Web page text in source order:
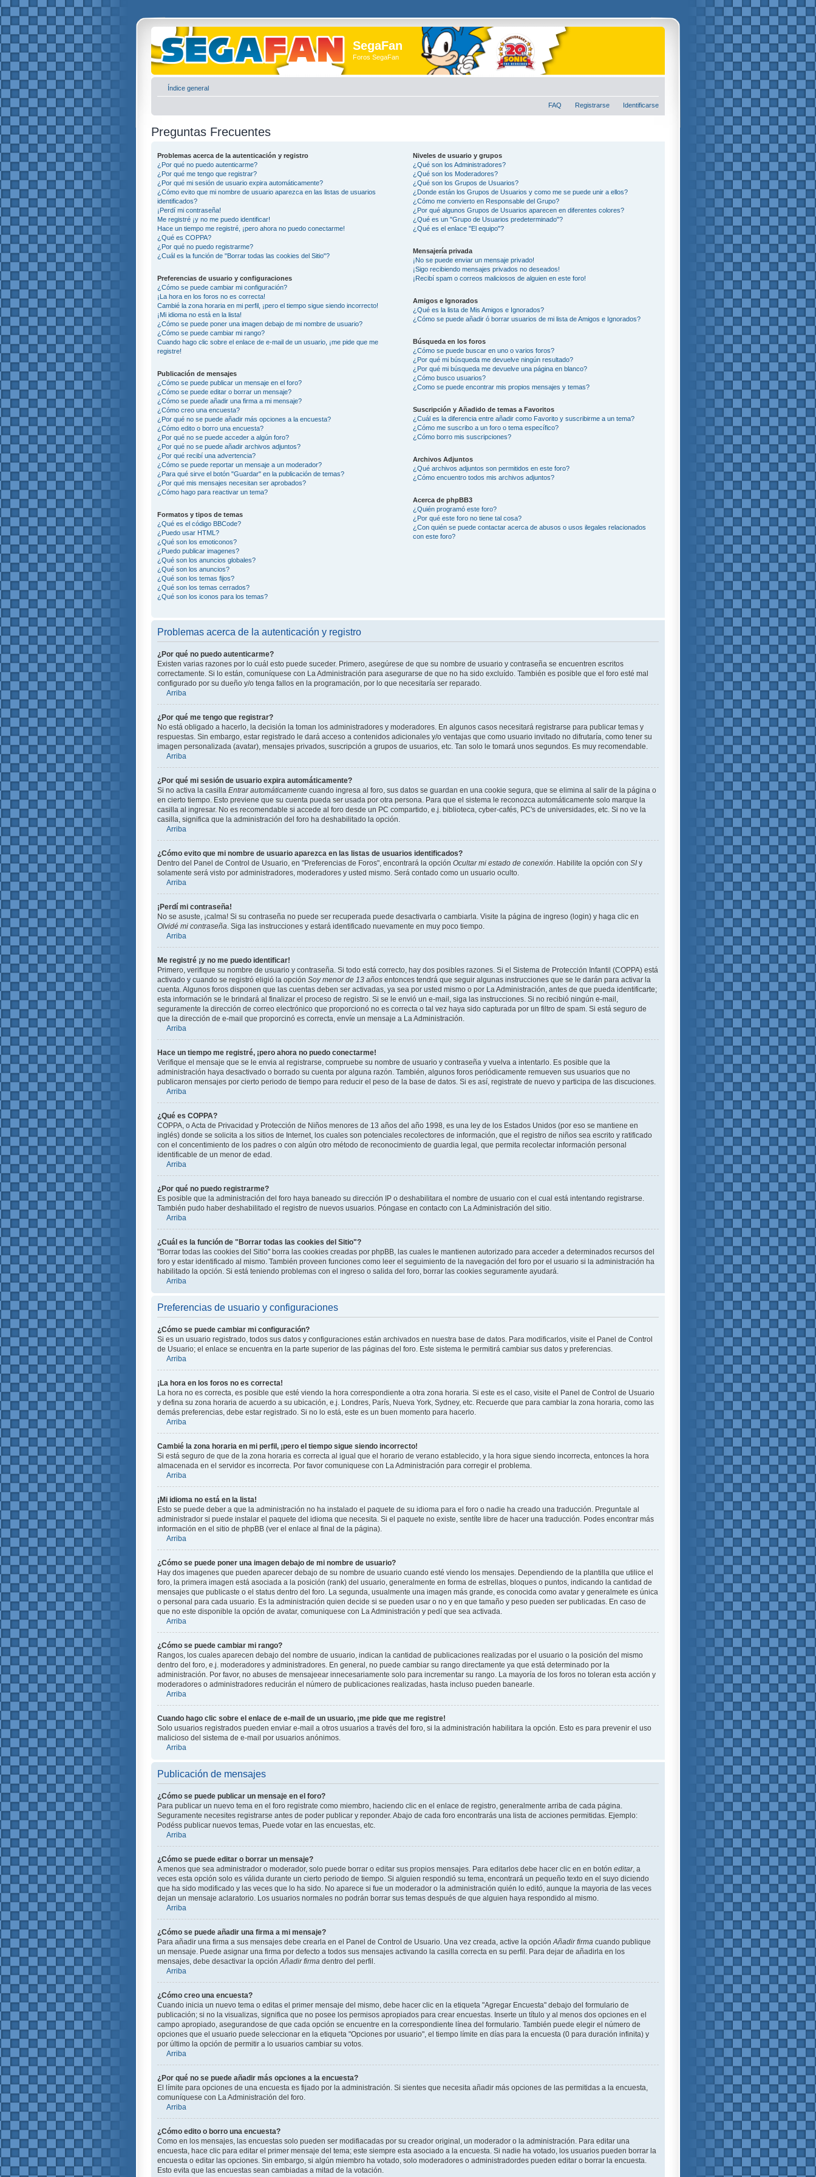
SegaFan
Foros SegaFan
Índice general
FAQ Registrarse Identificarse
Preguntas Frecuentes
Problemas acerca de la autenticación y registro
¿Por qué no puedo autenticarme?
¿Por qué me tengo que registrar?
¿Por qué mi sesión de usuario expira automáticamente?
¿Cómo evito que mi nombre de usuario aparezca en las listas de usuarios
identificados?
¡Perdí mi contraseña!
Me registré ¡y no me puedo identificar!
Hace un tiempo me registré, ¡pero ahora no puedo conectarme!
¿Qué es COPPA?
¿Por qué no puedo registrarme?
¿Cuál es la función de "Borrar todas las cookies del Sitio"?
Preferencias de usuario y configuraciones
¿Cómo se puede cambiar mi configuración?
¡La hora en los foros no es correcta!
Cambié la zona horaria en mi perfil, ¡pero el tiempo sigue siendo incorrecto!
¡Mi idioma no está en la lista!
¿Cómo se puede poner una imagen debajo de mi nombre de usuario?
¿Cómo se puede cambiar mi rango?
Cuando hago clic sobre el enlace de e-mail de un usuario, ¡me pide que me
registre!
Publicación de mensajes
¿Cómo se puede publicar un mensaje en el foro?
¿Cómo se puede editar o borrar un mensaje?
¿Cómo se puede añadir una firma a mi mensaje?
¿Cómo creo una encuesta?
¿Por qué no se puede añadir más opciones a la encuesta?
¿Cómo edito o borro una encuesta?
¿Por qué no se puede acceder a algún foro?
¿Por qué no se puede añadir archivos adjuntos?
¿Por qué recibí una advertencia?
¿Cómo se puede reportar un mensaje a un moderador?
¿Para qué sirve el botón "Guardar" en la publicación de temas?
¿Por qué mis mensajes necesitan ser aprobados?
¿Cómo hago para reactivar un tema?
Formatos y tipos de temas
¿Qué es el código BBCode?
¿Puedo usar HTML?
¿Qué son los emoticonos?
¿Puedo publicar imagenes?
¿Qué son los anuncios globales?
¿Qué son los anuncios?
¿Qué son los temas fijos?
¿Qué son los temas cerrados?
¿Qué son los iconos para los temas?
Niveles de usuario y grupos
¿Qué son los Administradores?
¿Qué son los Moderadores?
¿Qué son los Grupos de Usuarios?
¿Donde están los Grupos de Usuarios y como me se puede unir a ellos?
¿Cómo me convierto en Responsable del Grupo?
¿Por qué algunos Grupos de Usuarios aparecen en diferentes colores?
¿Qué es un "Grupo de Usuarios predeterminado"?
¿Qué es el enlace "El equipo"?
Mensajería privada
¡No se puede enviar un mensaje privado!
¡Sigo recibiendo mensajes privados no deseados!
¡Recibí spam o correos maliciosos de alguien en este foro!
Amigos e Ignorados
¿Qué es la lista de Mis Amigos e Ignorados?
¿Cómo se puede añadir ó borrar usuarios de mi lista de Amigos e Ignorados?
Búsqueda en los foros
¿Cómo se puede buscar en uno o varios foros?
¿Por qué mi búsqueda me devuelve ningún resultado?
¿Por qué mi búsqueda me devuelve una página en blanco?
¿Cómo busco usuarios?
¿Como se puede encontrar mis propios mensajes y temas?
Suscripción y Añadido de temas a Favoritos
¿Cuál es la diferencia entre añadir como Favorito y suscribirme a un tema?
¿Cómo me suscribo a un foro o tema específico?
¿Cómo borro mis suscripciones?
Archivos Adjuntos
¿Qué archivos adjuntos son permitidos en este foro?
¿Cómo encuentro todos mis archivos adjuntos?
Acerca de phpBB3
¿Quién programó este foro?
¿Por qué este foro no tiene tal cosa?
¿Con quién se puede contactar acerca de abusos o usos ilegales relacionados
con este foro?
Problemas acerca de la autenticación y registro
¿Por qué no puedo autenticarme?
Existen varias razones por lo cuál esto puede suceder. Primero, asegúrese de que su nombre de usuario y contraseña se encuentren escritos
correctamente. Si lo están, comuníquese con La Administración para asegurarse de que no ha sido excluído. También es posible que el foro esté mal
configurado por su dueño y/o tenga fallos en la programación, por lo que necesitaría ser reparado.
Arriba
¿Por qué me tengo que registrar?
No está obligado a hacerlo, la decisión la toman los administradores y moderadores. En algunos casos necesitará registrarse para publicar temas y
respuestas. Sin embargo, estar registrado le dará acceso a contenidos adicionales y/o ventajas que como usuario invitado no difrutaría, como tener su
imagen personalizada (avatar), mensajes privados, suscripción a grupos de usuarios, etc. Tan solo le tomará unos segundos. Es muy recomendable.
Arriba
¿Por qué mi sesión de usuario expira automáticamente?
Si no activa la casilla Entrar automáticamente cuando ingresa al foro, sus datos se guardan en una cookie segura, que se elimina al salir de la página o
en cierto tiempo. Esto previene que su cuenta pueda ser usada por otra persona. Para que el sistema le reconozca automáticamente solo marque la
casilla al ingresar. No es recomendable si accede al foro desde un PC compartido, e.j. biblioteca, cyber-cafés, PC's de universidades, etc. Si no ve la
casilla, significa que la administración del foro ha deshabilitado la opción.
Arriba
¿Cómo evito que mi nombre de usuario aparezca en las listas de usuarios identificados?
Dentro del Panel de Control de Usuario, en "Preferencias de Foros", encontrará la opción Ocultar mi estado de conexión . Habilite la opción con SI y
solamente será visto por administradores, moderadores y usted mismo. Será contado como un usuario oculto.
Arriba
¡Perdí mi contraseña!
No se asuste, ¡calma! Si su contraseña no puede ser recuperada puede desactivarla o cambiarla. Visite la página de ingreso (login) y haga clic en
Olvidé mi contraseña . Siga las instrucciones y estará identificado nuevamente en muy poco tiempo.
Arriba
Me registré ¡y no me puedo identificar!
Primero, verifique su nombre de usuario y contraseña. Si todo está correcto, hay dos posibles razones. Si el Sistema de Protección Infantil (COPPA) está
activado y cuando se registró eligió la opción Soy menor de 13 años entonces tendrá que seguir algunas instrucciones que se le darán para activar la
cuenta. Algunos foros disponen que las cuentas deben ser activadas, ya sea por usted mismo o por La Administración, antes de que pueda identificarte;
esta información se le brindará al finalizar el proceso de registro. Si se le envió un e-mail, siga las instrucciones. Si no recibió ningún e-mail,
seguramente la dirección de correo electrónico que proporcionó no es correcta o tal vez haya sido capturada por un filtro de spam. Si está seguro de
que la dirección de e-mail que proporcinó es correcta, envíe un mensaje a La Administración.
Arriba
Hace un tiempo me registré, ¡pero ahora no puedo conectarme!
Verifique el mensaje que se le envia al registrarse, compruebe su nombre de usuario y contraseña y vuelva a intentarlo. Es posible que la
administración haya desactivado o borrado su cuenta por alguna razón. También, algunos foros periódicamente remueven sus usuarios que no
publicaron mensajes por cierto periodo de tiempo para reducir el peso de la base de datos. Si es así, registrate de nuevo y participa de las discuciones.
Arriba
¿Qué es COPPA?
COPPA, o Acta de Privacidad y Protección de Niños menores de 13 años del año 1998, es una ley de los Estados Unidos (por eso se mantiene en
inglés) donde se solicita a los sitios de Internet, los cuales son potenciales recolectores de información, que el registro de niños sea escrito y ratificado
con el concentimiento de los padres o con algún otro método de reconocimiento de guardia legal, que permita recolectar información personal
identificable de un menor de edad.
Arriba
¿Por qué no puedo registrarme?
Es posible que la administración del foro haya baneado su dirección IP o deshabilitara el nombre de usuario con el cual está intentando registrarse.
También pudo haber deshabilitado el registro de nuevos usuarios. Póngase en contacto con La Administración del sitio.
Arriba
¿Cuál es la función de "Borrar todas las cookies del Sitio"?
"Borrar todas las cookies del Sitio" borra las cookies creadas por phpBB, las cuales le mantienen autorizado para acceder a determinados recursos del
foro y estar identificado al mismo. También proveen funciones como leer el seguimiento de la navegación del foro por el usuario si la administración ha
habilitado la opción. Si está teniendo problemas con el ingreso o salida del foro, borrar las cookies seguramente ayudará.
Arriba
Preferencias de usuario y configuraciones
¿Cómo se puede cambiar mi configuración?
Si es un usuario registrado, todos sus datos y configuraciones están archivados en nuestra base de datos. Para modificarlos, visite el Panel de Control
de Usuario; el enlace se encuentra en la parte superior de las páginas del foro. Este sistema le permitirá cambiar sus datos y preferencias.
Arriba
¡La hora en los foros no es correcta!
La hora no es correcta, es posible que esté viendo la hora correspondiente a otra zona horaria. Si este es el caso, visite el Panel de Control de Usuario
y defina su zona horaria de acuerdo a su ubicación, e.j. Londres, París, Nueva York, Sydney, etc. Recuerde que para cambiar la zona horaria, como las
demás preferencias, debe estar registrado. Si no lo está, este es un buen momento para hacerlo.
Arriba
Cambié la zona horaria en mi perfil, ¡pero el tiempo sigue siendo incorrecto!
Si está seguro de que de la zona horaria es correcta al igual que el horario de verano establecido, y la hora sigue siendo incorrecta, entonces la hora
almacenada en el servidor es incorrecta. Por favor comuniquese con La Administración para corregir el problema.
Arriba
¡Mi idioma no está en la lista!
Esto se puede deber a que la administración no ha instalado el paquete de su idioma para el foro o nadie ha creado una traducción. Preguntale al
administrador si puede instalar el paquete del idioma que necesita. Si el paquete no existe, sentíte libre de hacer una traducción. Podes encontrar más
información en el sitio de phpBB (ver el enlace al final de la página).
Arriba
¿Cómo se puede poner una imagen debajo de mi nombre de usuario?
Hay dos imagenes que pueden aparecer debajo de su nombre de usuario cuando esté viendo los mensajes. Dependiendo de la plantilla que utilice el
foro, la primera imagen está asociada a la posición (rank) del usuario, generalmente en forma de estrellas, bloques o puntos, indicando la cantidad de
mensajes que publicaste o el status dentro del foro. La segunda, usualmente una imagen más grande, es conocida como avatar y generalmete es única
o personal para cada usuario. Es la administración quien decide si se pueden usar o no y en que tamaño y peso pueden ser publicadas. En caso de
que no este disponible la opción de avatar, comuniquese con La Administración y pedí que sea activada.
Arriba
¿Cómo se puede cambiar mi rango?
Rangos, los cuales aparecen debajo del nombre de usuario, indican la cantidad de publicaciones realizadas por el usuario o la posición del mismo
dentro del foro, e.j. moderadores y administradores. En general, no puede cambiar su rango directamente ya que está determinado por la
administración. Por favor, no abuses de mensajeear innecesariamente solo para incrementar su rango. La mayoría de los foros no toleran esta acción y
moderadores o administradores reducirán el número de publicaciones realizadas, hasta incluso pueden banearle.
Arriba
Cuando hago clic sobre el enlace de e-mail de un usuario, ¡me pide que me registre!
Solo usuarios registrados pueden enviar e-mail a otros usuarios a través del foro, si la administración habilitara la opción. Esto es para prevenir el uso
malicioso del sistema de e-mail por usuarios anónimos.
Arriba
Publicación de mensajes
¿Cómo se puede publicar un mensaje en el foro?
Para publicar un nuevo tema en el foro registrate como miembro, haciendo clic en el enlace de registro, generalmente arriba de cada página.
Seguramente necesites registrarse antes de poder publicar y reponder. Abajo de cada foro encontrarás una lista de acciones permitidas. Ejemplo:
Podéss publicar nuevos temas, Puede votar en las encuestas, etc.
Arriba
¿Cómo se puede editar o borrar un mensaje?
A menos que sea administrador o moderador, solo puede borrar o editar sus propios mensajes. Para editarlos debe hacer clic en en botón editar, a
veces esta opción solo es válida durante un cierto periodo de tiempo. Si alguien respondió su tema, encontrará un pequeño texto en el suyo diciendo
que ha sido modificado y las veces que lo ha sido. No aparece si fue un moderador o la administración quién lo editó, aunque la mayoria de las veces
dejan un mensaje aclaratorio. Los usuarios normales no podrán borrar sus temas después de que alguien haya respondido al mismo.
Arriba
¿Cómo se puede añadir una firma a mi mensaje?
Para añadir una firma a sus mensajes debe crearla en el Panel de Control de Usuario. Una vez creada, active la opción Añadir firma cuando publique
un mensaje. Puede asignar una firma por defecto a todos sus mensajes activando la casilla correcta en su perfil. Para dejar de añadirla en los
mensajes, debe desactivar la opción Añadir firma dentro del perfil.
Arriba
¿Cómo creo una encuesta?
Cuando inicia un nuevo tema o editas el primer mensaje del mismo, debe hacer clic en la etiqueta "Agregar Encuesta" debajo del formulario de
publicación; si no la visualizas, significa que no posee los permisos apropiados para crear encuestas. Inserte un título y al menos dos opciones en el
campo apropiado, asegurandose de que cada opción se encuentre en la correspondiente línea del formulario. También puede elegir el número de
opciones que el usuario puede seleccionar en la etiqueta "Opciones por usuario", el tiempo límite en días para la encuesta (0 para duración infinita) y
por último la opción de permitir a lo usuarios cambiar su votos.
Arriba
¿Por qué no se puede añadir más opciones a la encuesta?
El límite para opciones de una encuesta es fijado por la administración. Si sientes que necesita añadir más opciones de las permitidas a la encuesta,
comuníquese con La Administración del foro.
Arriba
¿Cómo edito o borro una encuesta?
Como en los mensajes, las encuestas solo pueden ser modifiacadas por su creador original, un moderador o la administración. Para editar una
encuesta, hace clic para editar el primer mensaje del tema; este siempre esta asociado a la encuesta. Si nadie ha votado, los usuarios pueden borrar la
encuesta o editar las opciones. Sin embargo, si algún miembro ha votado, solo moderadores o administradordes pueden editar o borrar la encuesta.
Esto evita que las encuestas sean cambiadas a mitad de la votación.